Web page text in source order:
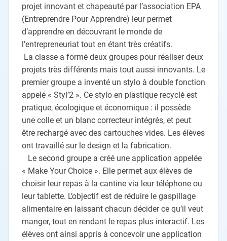
projet innovant et chapeauté par l’association EPA
(Entreprendre Pour Apprendre) leur permet
d’apprendre en découvrant le monde de
l’entrepreneuriat tout en étant très créatifs.
La classe a formé deux groupes pour réaliser deux
projets très différents mais tout aussi innovants. Le
premier groupe a inventé un stylo à double fonction
appelé « Styl’2 ». Ce stylo en plastique recyclé est
pratique, écologique et économique : il possède
une colle et un blanc correcteur intégrés, et peut
être rechargé avec des cartouches vides. Les élèves
ont travaillé sur le design et la fabrication.
Le second groupe a créé une application appelée
« Make Your Choice ». Elle permet aux élèves de
choisir leur repas à la cantine via leur téléphone ou
leur tablette. L’objectif est de réduire le gaspillage
alimentaire en laissant chacun décider ce qu’il veut
manger, tout en rendant le repas plus interactif. Les
élèves ont ainsi appris à concevoir une application